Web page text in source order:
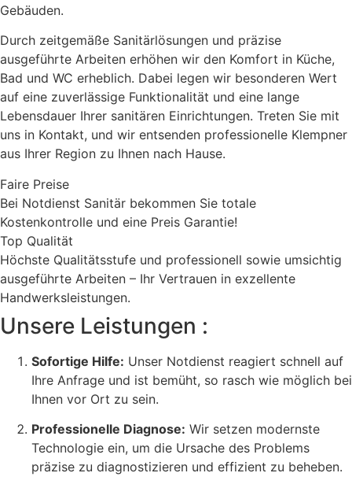
Gebäuden.
Durch zeitgemäße Sanitärlösungen und präzise
ausgeführte Arbeiten erhöhen wir den Komfort in Küche,
Bad und WC erheblich. Dabei legen wir besonderen Wert
auf eine zuverlässige Funktionalität und eine lange
Lebensdauer Ihrer sanitären Einrichtungen. Treten Sie mit
uns in Kontakt, und wir entsenden professionelle Klempner
aus Ihrer Region zu Ihnen nach Hause.
Faire Preise
Bei Notdienst Sanitär bekommen Sie totale
Kostenkontrolle und eine Preis Garantie!
Top Qualität
Höchste Qualitätsstufe und professionell sowie umsichtig
ausgeführte Arbeiten – Ihr Vertrauen in exzellente
Handwerksleistungen.
Unsere Leistungen :
Sofortige Hilfe: Unser Notdienst reagiert schnell auf
Ihre Anfrage und ist bemüht, so rasch wie möglich bei
Ihnen vor Ort zu sein.
Professionelle Diagnose: Wir setzen modernste
Technologie ein, um die Ursache des Problems
präzise zu diagnostizieren und effizient zu beheben.